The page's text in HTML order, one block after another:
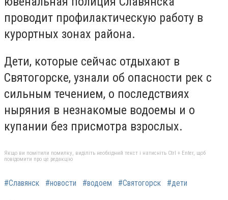
проводит профилактическую работу в
курортных зонах района.
Дети, которые сейчас отдыхают в
Святогорске, узнали об опасности рек с
сильным течением, о последствиях
ныряния в незнакомые водоемы и о
купании без присмотра взрослых.
Якщо ви помітили помилку, виділіть необхідний текст і натисніть Ctrl + Enter, щоб
повідомити про це редакцію
#Славянск #новости #водоем #Святогорск #дети